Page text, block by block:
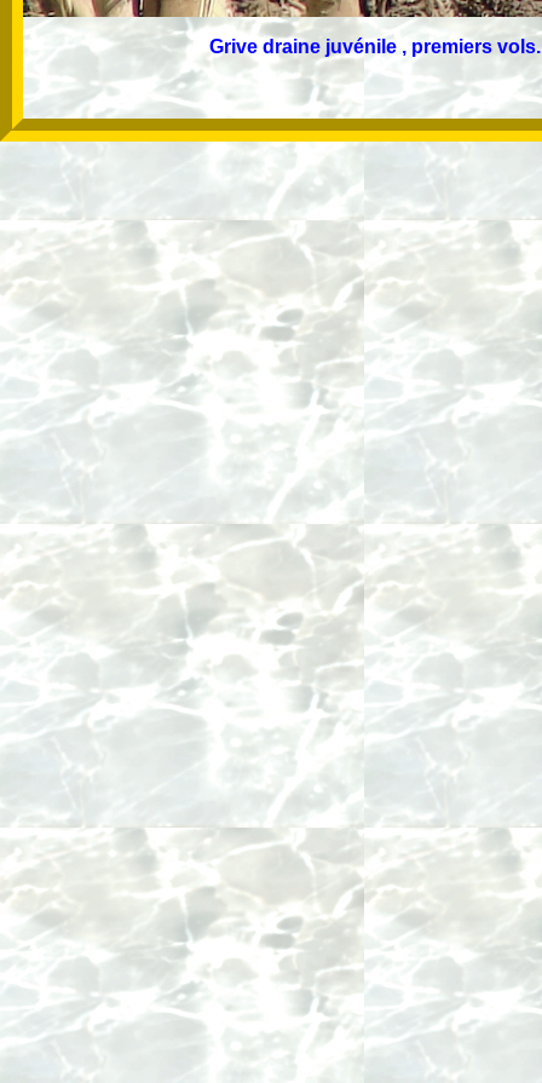
Grive draine juvénile , premiers